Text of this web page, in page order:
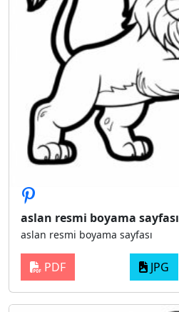
aslan resmi boyama sayfası
aslan resmi boyama sayfası
PDF JPG